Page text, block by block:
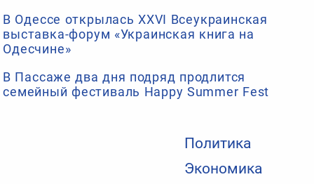
Политика
Экономика
В Одессе открылась XXVI Всеукраинская
выставка-форум «Украинская книга на
Одесчине»
В Пассаже два дня подряд продлится
семейный фестиваль Happy Summer Fest